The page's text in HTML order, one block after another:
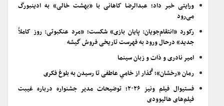
ورایتی خبر داد؛ عبدالرضا کاهانی با «بهشت خالی» به ادینبورگ
می‌رود
رکورد «انتقام‌جویان: پایان بازی» شکست؛ «مرد عنکبوتی: روز کاملاً
جدید» درحال ورود به فهرست تاریخی فروش گیشه
امیر نادری و ذات و زبان سینما
رمان «رخشان»؛ گُذار از خامیِ عاطفی تا رسیدن به بلوغ فکری
فستیوال فیلم ونیز ۲۰۲۶؛ توضیحات مدیر جشنواره درباره غیبت
فیلم‌های هالیوودی